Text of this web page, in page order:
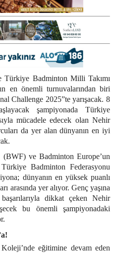
Badminton Milli Takımı
en önemli turnuvalarından biri
Challenge 2025”te yarışacak. 8
şampiyonada Türkiye
mücadele edecek olan Nehir
da yer alan dünyanın en iyi
ve Badminton Europe’un
Badminton Federasyonu
dünyanın en yüksek puanlı
arasında yer alıyor. Genç yaşına
dikkat çeken Nehir
bu önemli şampiyonadaki
eğitimine devam eden